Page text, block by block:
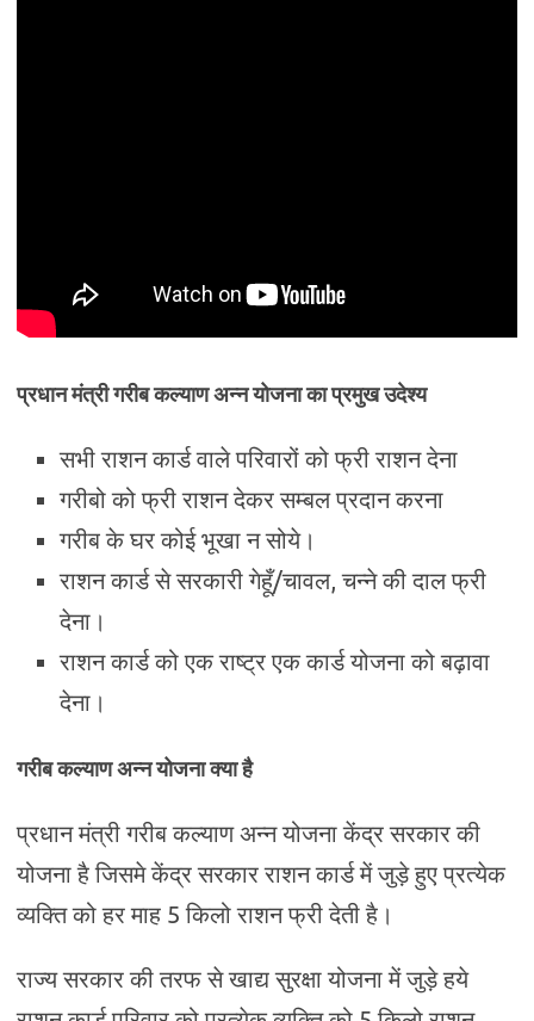
प्रधान मंत्री गरीब कल्याण अन्न योजना का प्रमुख उदेश्य
सभी राशन कार्ड वाले परिवारों को फ्री राशन देना
गरीबो को फ्री राशन देकर सम्बल प्रदान करना
गरीब के घर कोई भूखा न सोये।
राशन कार्ड से सरकारी गेहूँ/चावल, चन्ने की दाल फ्री
देना।
राशन कार्ड को एक राष्ट्र एक कार्ड योजना को बढ़ावा
देना।
गरीब कल्याण अन्न योजना क्या है
प्रधान मंत्री गरीब कल्याण अन्न योजना केंद्र सरकार की
योजना है जिसमे केंद्र सरकार राशन कार्ड में जुड़े हुए प्रत्येक
व्यक्ति को हर माह 5 किलो राशन फ्री देती है।
राज्य सरकार की तरफ से खाद्य सुरक्षा योजना में जुड़े हये